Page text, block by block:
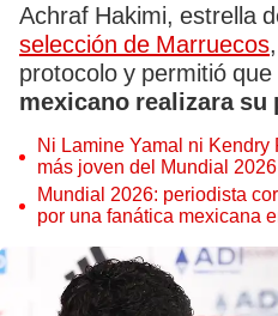
Achraf Hakimi, estrella
selección de Marruecos
protocolo y permitió que
mexicano realizara su
Ni Lamine Yamal ni Kendry
más joven del Mundial
histórico como Pelé
Mundial 2026: periodista
por una fanática mexicana